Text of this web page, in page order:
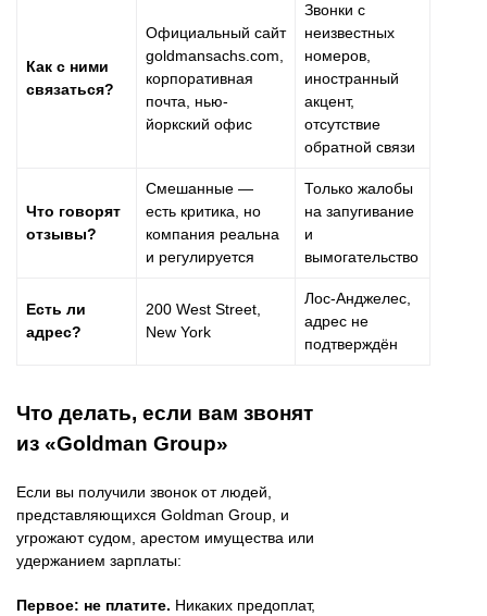
Как с ними
связаться?
Официальный сайт
goldmansachs.com,
корпоративная
почта, нью-
йоркский офис
Звонки с
неизвестных
номеров,
иностранный
акцент,
отсутствие
обратной связи
Что говорят
отзывы?
Смешанные —
есть критика, но
компания реальна
и регулируется
Только жалобы
на запугивание
и
вымогательство
Есть ли
адрес?
200 West Street,
New York
Лос-Анджелес,
адрес не
подтверждён
Что делать, если вам звонят
из «Goldman Group»
Если вы получили звонок от людей,
представляющихся Goldman Group, и
угрожают судом, арестом имущества или
удержанием зарплаты:
Первое: не платите. Никаких предоплат,